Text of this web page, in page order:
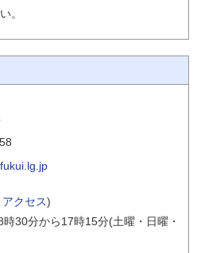
。
クセス)
時30分から17時15分(土曜・日曜・